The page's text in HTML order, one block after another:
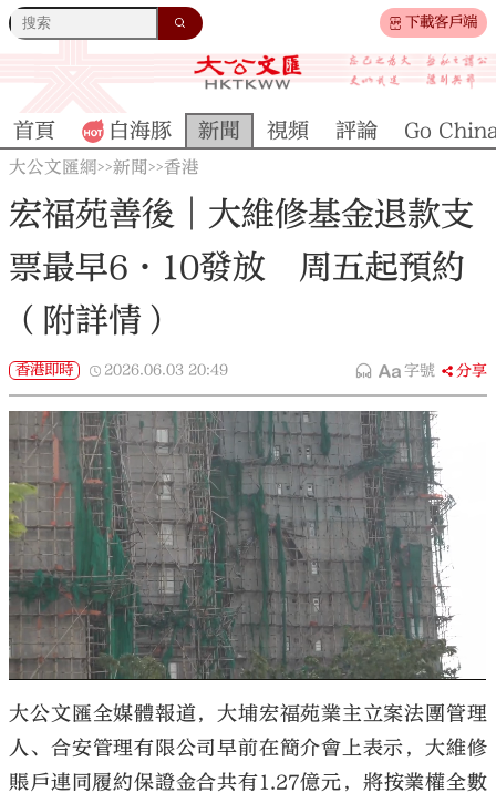
下載客戶端
大公文匯
首頁 白海豚 新聞 視頻 評論 Go
大公文匯網>>新聞>>香港
宏福苑善後︱大維修基金退款支
票最早6·10發放 周五起預約
（附詳情）
香港即時 2026.06.03 20:49 字號 分享
大公文匯全媒體報道，大埔宏福苑業主立案法團管理
人、合安管理有限公司早前在簡介會上表示，大維修
賬戶連同履約保證金合共有1.27億元，將按業權全數